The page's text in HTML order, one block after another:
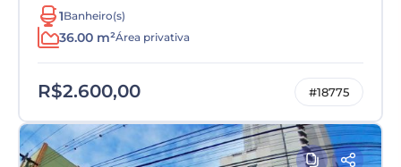
1Banheiro(s)
36.00 m²Área privativa
R$2.600,00 #18775